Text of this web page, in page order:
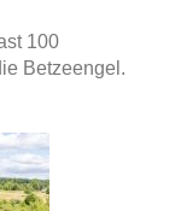
100
Betzeengel.